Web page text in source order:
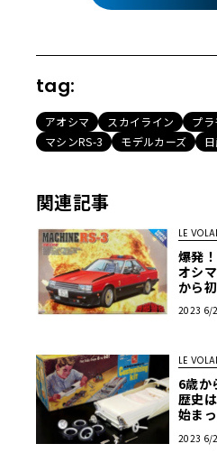
tag:
アオシマ スカイライン プラ
マシンRS-3
モデルカーズ
関連記事
LE
爆発
オシ
から
2023 6/
LE
6歳か
歴史
始ま
2023 6/